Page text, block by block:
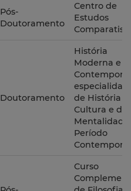
Pós-
Doutoramento
Centro de
Estudos
Doutoramento
História
Moderna e
de História
Cultura e das
Mentalidade
Período
Curso